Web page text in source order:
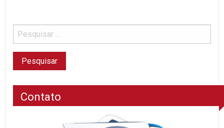
Contato